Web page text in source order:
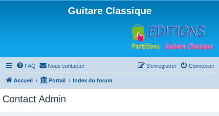
Guitare Classique
FAQ Nous contacter Connexion
S’enregistrer
Accueil Portail Index du forum
Contact Admin